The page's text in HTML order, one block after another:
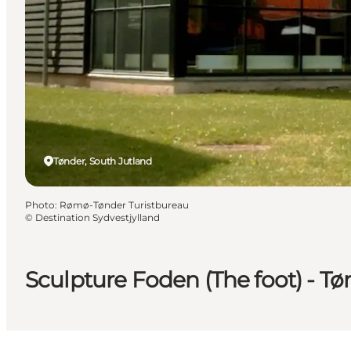
Sculpture Foden (The foot) -
Tønder, South Jutland
Photo: Rømø-Tønder Turistbureau
© Destination Sydvestjylland